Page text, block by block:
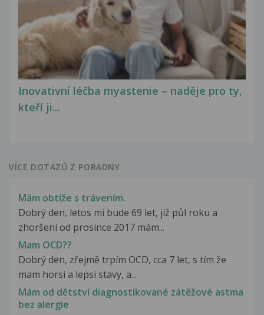
Inovativní léčba myastenie – naděje pro ty,
kteří ji...
VÍCE DOTAZŮ Z PORADNY
Mám obtíže s trávením.
Dobrý den, letos mi bude 69 let, již půl roku a
zhoršení od prosince 2017 mám...
Mam OCD??
Dobrý den, zřejmě trpím OCD, cca 7 let, s tím že
mam horsi a lepsi stavy, a...
Mám od dětství diagnostikované zátěžové astma
bez alergie